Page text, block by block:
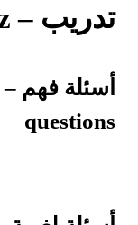
تدريب – Quiz
questions